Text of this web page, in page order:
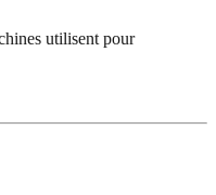
utilisent pour